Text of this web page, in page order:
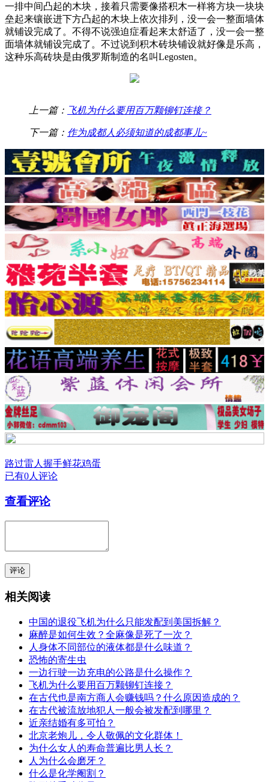
一排中间凸起的木块，接着只需要像搭积木一样将方块一块块
垒起来镶嵌进下方凸起的木块上依次排列，没一会一整面墙体
就铺设完成了。不得不说强迫症看起来太舒适了，没一会一整
面墙体就铺设完成了。不过说到积木砖块铺设就好像是乐高，
这种乐高砖块是由俄罗斯制造的名叫Legosten。
上一篇： 飞机为什么要用百万颗铆钉连接？
下一篇： 作为成都人必须知道的成都事儿~
路过雷人 握手鲜花鸡蛋
已有0人评论
查看评论
评论
相关阅读
中国的退役飞机为什么只能发配到美国拆解？
麻醉是如何生效？全麻像是死了一次？
人身体不同部位的液体都是什么味道？
恐怖的寄生虫
一边行驶一边充电的公路是什么操作？
飞机为什么要用百万颗铆钉连接？
在古代也是南方商人会赚钱吗？什么原因造成的？
在古代被流放地犯人一般会被发配到哪里？
近亲结婚有多可怕？
北京老炮儿，令人敬佩的文化群体！
为什么女人的寿命普遍比男人长？
人为什么会磨牙？
什么是化学阉割？